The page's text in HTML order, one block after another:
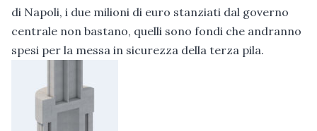
di Napoli, i due milioni di euro stanziati dal governo
centrale non bastano, quelli sono fondi che andranno
spesi per la messa in sicurezza della terza pila.